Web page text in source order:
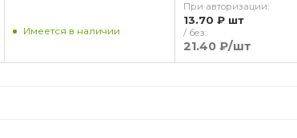
Имеется в наличии
При авторизации:
13.70 ₽ шт
/ без:
21.40 ₽/шт